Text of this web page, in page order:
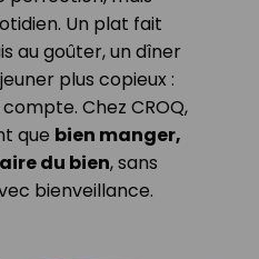
Un plat fait
au goûter, un dîner
plus copieux :
Chez CROQ,
que bien manger,
du bien, sans
bienveillance.